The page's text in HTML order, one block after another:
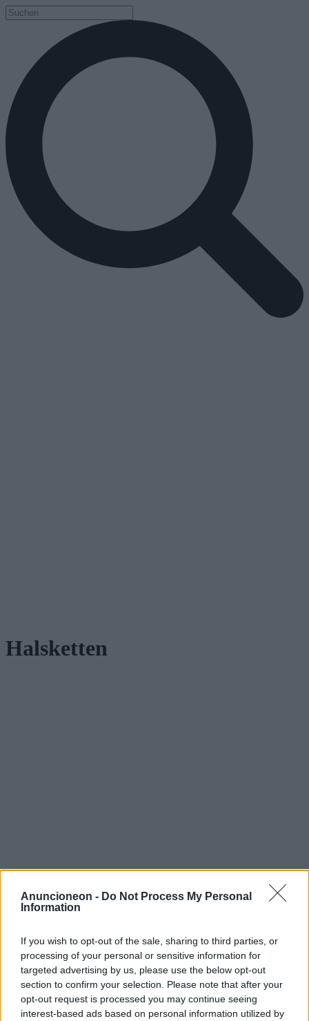
Anuncioneon - Do Not Process My Personal
Information
If you wish to opt-out of the sale, sharing to third parties, or
processing of your personal or sensitive information for
targeted advertising by us, please use the below opt-out
section to confirm your selection. Please note that after your
opt-out request is processed you may continue seeing
interest-based ads based on personal information utilized by
Halsketten